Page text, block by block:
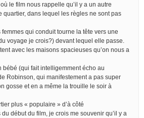
le film nous rappelle qu’il y a un autre
quartier, dans lequel les règles ne sont pas
femmes qui conduit tourne la tête vers une
voyage je crois?) devant lequel elle passe.
avec les maisons spacieuses qu’on nous a
bébé (qui fait intelligemment écho au
Robinson, qui manifestement a pas super
gosse et en a même la trouille le soir à
plus « populaire » d’à côté
début du film, je crois me souvenir qu’il y a